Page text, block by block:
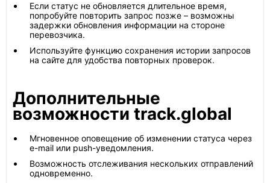
Если статус не обновляется длительное время,
попробуйте повторить запрос позже – возможны
задержки обновления информации на стороне
перевозчика.
Используйте функцию сохранения истории запросов
на сайте для удобства повторных проверок.
Дополнительные
возможности track.global
Мгновенное оповещение об изменении статуса через
e-mail или push-уведомления.
Возможность отслеживания нескольких отправлений
одновременно.